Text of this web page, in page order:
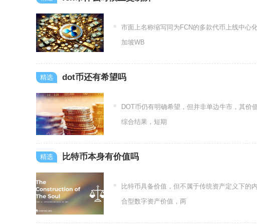
市面上名称缩写同为FCN的多款代币上线中心
加坡WB
dot币还有希望吗
DOT币仍有明确希望，但并非单边牛市，其价
综合结果，短期
比特币本身有价值吗
比特币具备价值，但不属于传统资产定义下的
合型数字资产价值，两